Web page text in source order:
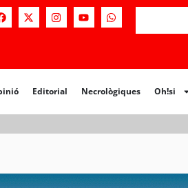
Editorial Necrològiques Oh!si
Editorial Necrològiques